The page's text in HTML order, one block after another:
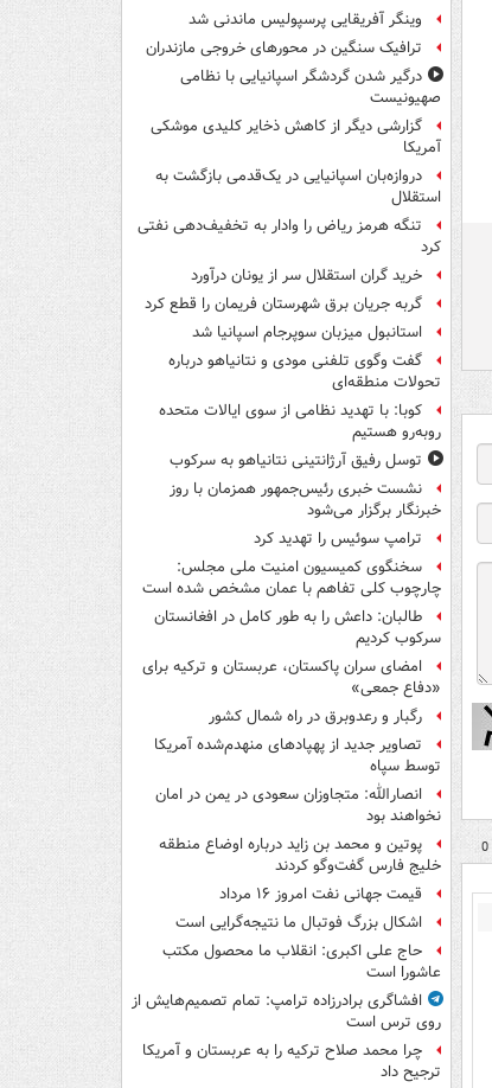
وینگر آفریقایی پرسپولیس ماندنی شد
ترافیک سنگین در محورهای خروجی مازندران
درگیر شدن گردشگر اسپانیایی با نظامی
صهیونیست
گزارشی دیگر از کاهش ذخایر کلیدی موشکی
آمریکا
دروازه‌بان اسپانیایی در یک‌قدمی بازگشت به
استقلال
تنگه هرمز ریاض را وادار به تخفیف‌دهی نفتی
کرد
خرید گران استقلال سر از یونان درآورد
گربه جریان برق شهرستان فریمان را قطع کرد
استانبول میزبان سوپرجام اسپانیا شد
گفت وگوی تلفنی مودی و نتانیاهو درباره
تحولات منطقه‌ای
کوبا: با تهدید نظامی از سوی ایالات متحده
روبه‌رو هستیم
توسل رفیق آرژانتینی نتانیاهو به سرکوب
نشست خبری رئیس‌جمهور همزمان با روز
خبرنگار برگزار می‌شود
ترامپ سوئیس را تهدید کرد
سخنگوی کمیسیون امنیت ملی مجلس:
چارچوب کلی تفاهم با عمان مشخص شده است
طالبان: داعش را به طور کامل در افغانستان
سرکوب کردیم
امضای سران پاکستان، عربستان و ترکیه برای
«دفاع جمعی»
رگبار و رعدوبرق در راه شمال کشور
تصاویر جدید از پهپادهای منهدم‌شده آمریکا
توسط سپاه
انصارالله: متجاوزان سعودی در یمن در امان
نخواهند بود
پوتین و محمد بن زاید درباره اوضاع منطقه
خلیج فارس گفت‌وگو کردند
قیمت جهانی نفت امروز ۱۶ مرداد
اشکال بزرگ فوتبال ما نتیجه‌گرایی است
حاج علی اکبری: انقلاب ما محصول مکتب
عاشورا است
افشاگری برادرزاده ترامپ: تمام تصمیم‌هایش از
روی ترس است
چرا محمد صلاح ترکیه را به عربستان و آمریکا
ترجیح داد